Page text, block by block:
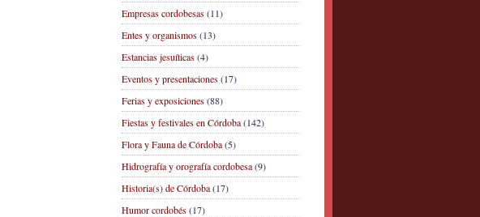
Empresas cordobesas(11)
Entes y organismos(13)
Estancias jesuíticas(4)
Eventos y presentaciones(17)
Ferias y exposiciones(88)
Fiestas y festivales en Córdoba(142)
Flora y Fauna de Córdoba(5)
Hidrografía y orografía cordobesa(9)
Historia(s) de Córdoba(17)
Humor cordobés(17)